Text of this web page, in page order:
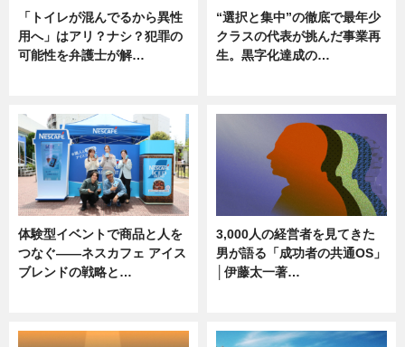
「トイレが混んでるから異性
用へ」はアリ？ナシ？犯罪の
可能性を弁護士が解…
“選択と集中”の徹底で最年少
クラスの代表が挑んだ事業再
生。黒字化達成の…
体験型イベントで商品と人を
つなぐ――ネスカフェ アイス
ブレンドの戦略と…
3,000人の経営者を見てきた
男が語る「成功者の共通OS」
│伊藤太一著…